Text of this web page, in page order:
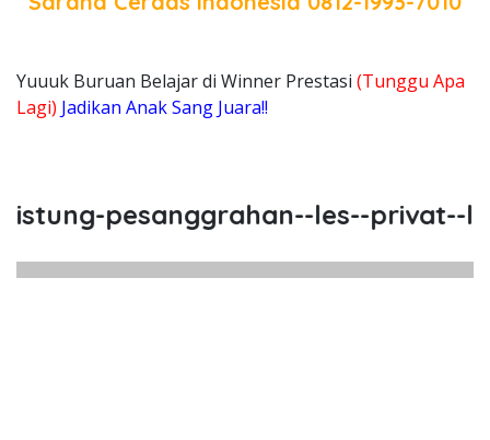
Yuuuk Buruan Belajar di Winner Prestasi (Tunggu Apa
Lagi) Jadikan Anak Sang Juara!!
pesanggrahan--les--privat--les-